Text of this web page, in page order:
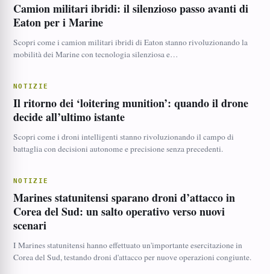
Camion militari ibridi: il silenzioso passo avanti di
Eaton per i Marine
Scopri come i camion militari ibridi di Eaton stanno rivoluzionando la
mobilità dei Marine con tecnologia silenziosa e…
NOTIZIE
Il ritorno dei ‘loitering munition’: quando il drone
decide all’ultimo istante
Scopri come i droni intelligenti stanno rivoluzionando il campo di
battaglia con decisioni autonome e precisione senza precedenti.
NOTIZIE
Marines statunitensi sparano droni d’attacco in
Corea del Sud: un salto operativo verso nuovi
scenari
I Marines statunitensi hanno effettuato un'importante esercitazione in
Corea del Sud, testando droni d'attacco per nuove operazioni congiunte.